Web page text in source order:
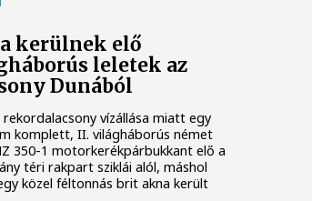
kerülnek elő
leletek az
Dunából
vízállása miatt egy
komplett, II. világháborús német
350-1 motorkerékpárbukkant elő a
téri rakpart sziklái alól, máshol
közel féltonnás brit akna került